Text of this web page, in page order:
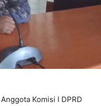
Anggota Komisi I DPRD